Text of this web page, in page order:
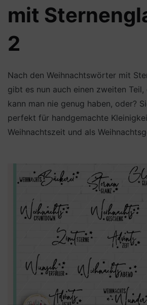
mit
2
Nach den Weihnachtswörter mit
gibt es nun auch einen zweiten
kann man nie genug haben, oder?
perfekt für handgemachte
Weihnachtszeit und als